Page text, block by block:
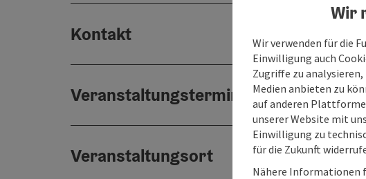
Kontakt
Veranstaltungstermin/e
Veranstaltungsort
Wir
Wir verwenden für die
Einwilligung auch
Zugriffe zu
Medien anbieten zu
auf anderen
unserer Website mit
Einwilligung zu
für die Zukunft
Nähere Informationen